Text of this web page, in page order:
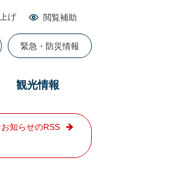
げ 閲覧補助
緊急・防災情報
観光情報
知らせのRSS